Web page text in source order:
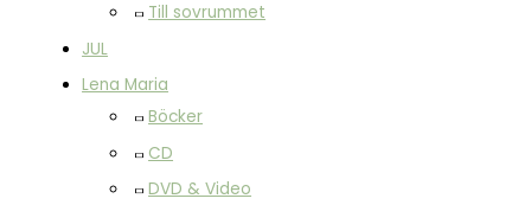
Till sovrummet
JUL
Lena Maria
Böcker
CD
DVD & Video